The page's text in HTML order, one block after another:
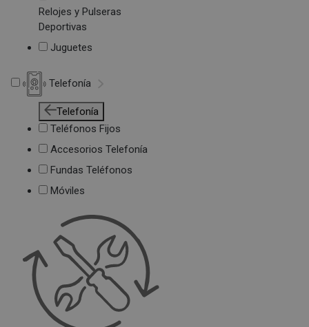
Relojes y Pulseras
Deportivas
Juguetes
Telefonía
Telefonía
Teléfonos Fijos
Accesorios Telefonía
Fundas Teléfonos
Móviles